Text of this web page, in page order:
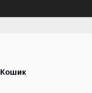
Кошик